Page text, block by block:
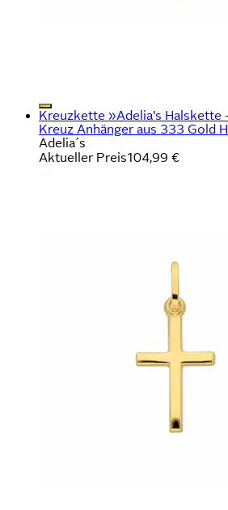
Kreuzkette »Adelia's Halskette
Kreuz Anhänger aus 333 Gold
Adelia´s
Aktueller Preis104,99 €